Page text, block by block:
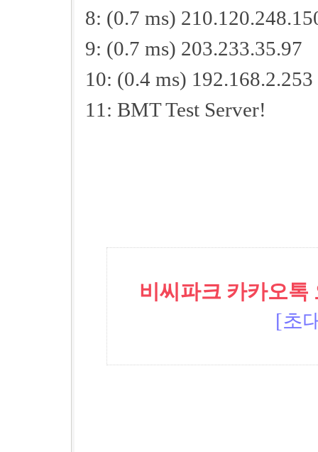
8: (0.7 ms)
9: (0.7 ms) 203.233.35.97
10: (0.4 ms) 192.168.2.253
11: BMT Test Server!
비씨파크 카카오톡
[초